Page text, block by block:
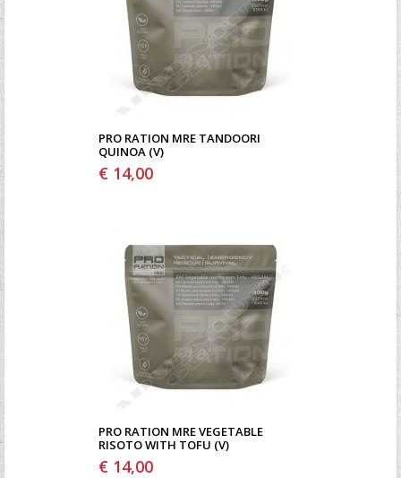
PRO RATION MRE TANDOORI
QUINOA (V)
€ 14,00
PRO RATION MRE VEGETABLE
RISOTO WITH TOFU (V)
€ 14,00